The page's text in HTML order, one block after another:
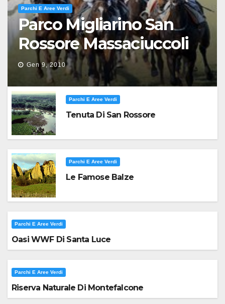
Parchi E Aree Verdi
Parco Migliarino San
Rossore Massaciuccoli
Gen 9, 2010
Parchi E Aree Verdi
Tenuta Di San Rossore
Parchi E Aree Verdi
Le Famose Balze
Parchi E Aree Verdi
Oasi WWF Di Santa Luce
Parchi E Aree Verdi
Riserva Naturale Di Montefalcone